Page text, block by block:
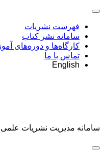
فهرست نشریات
سامانه نشر کتاب
کارگاه‌ها و دوره‌های
تماس با ما
English
سامانه مدیریت نشریات